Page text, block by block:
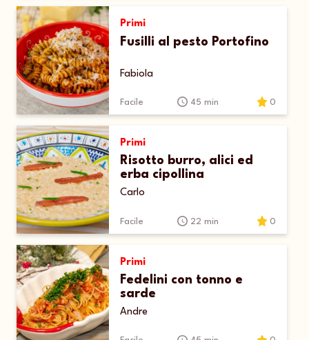
Primi
Fusilli al pesto Portofino
Fabiola
Facile 45 min 0
Primi
Risotto burro, alici ed
erba cipollina
Carlo
Facile 22 min 0
Primi
Fedelini con tonno e
sarde
Andre